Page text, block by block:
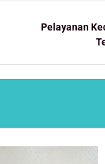
Pelayanan